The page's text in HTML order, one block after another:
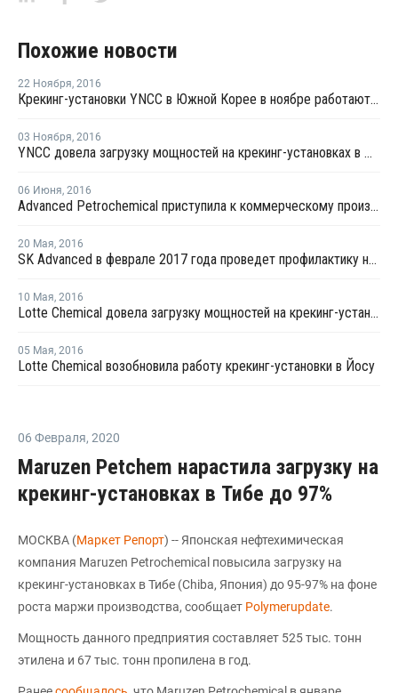
Похожие новости
22 Ноября, 2016
Крекинг-установки YNCC в Южной Корее в ноябре работают на полную мощность
03 Ноября, 2016
YNCC довела загрузку мощностей на крекинг-установках в Южной Корее до 100%
06 Июня, 2016
Advanced Petrochemical приступила к коммерческому производству на установке по дегидрированию пропана в Ю.Корее
20 Мая, 2016
SK Advanced в феврале 2017 года проведет профилактику на установке по дегидрированию пропана в Южной Корее
10 Мая, 2016
Lotte Chemical довела загрузку мощностей на крекинг-установке в Йосу до 100%
05 Мая, 2016
Lotte Chemical возобновила работу крекинг-установки в Йосу
06 Февраля, 2020
Maruzen Petchem нарастила загрузку на
крекинг-установках в Тибе до 97%
МОСКВА (Маркет Репорт) -- Японская нефтехимическая
компания Maruzen Petrochemical повысила загрузку на
крекинг-установках в Тибе (Chiba, Япония) до 95-97% на фоне
роста маржи производства, сообщает Polymerupdate.
Мощность данного предприятия составляет 525 тыс. тонн
этилена и 67 тыс. тонн пропилена в год.